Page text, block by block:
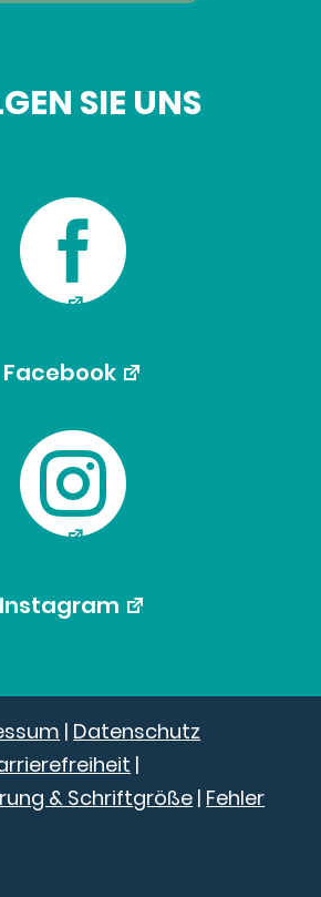
SIE UNS

Facebook

Instagram
| Datenschutz
|
& Schriftgröße | Fehler